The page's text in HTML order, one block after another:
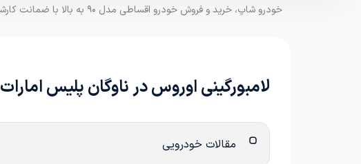
خودرو شاپ، خرید و فروش خودرو اقساطی مدل ۹۰ به بالا با ضمانت کارشناسی
لامبورگینی اوروس در ناوگان پلیس امارات
مقالات خودرویی